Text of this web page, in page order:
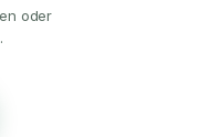
oder